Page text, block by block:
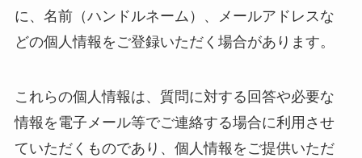
に、名前（ハンドルネーム）、メールアドレスな
どの個人情報をご登録いただく場合があります。
これらの個人情報は、質問に対する回答や必要な
情報を電子メール等でご連絡する場合に利用させ
ていただくものであり、個人情報をご提供いただ